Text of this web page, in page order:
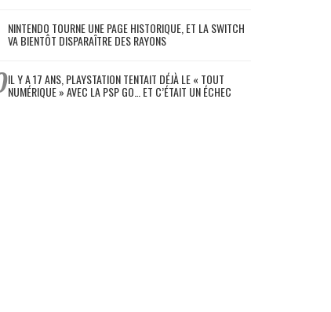
NINTENDO TOURNE UNE PAGE HISTORIQUE, ET LA SWITCH
VA BIENTÔT DISPARAÎTRE DES RAYONS
IL Y A 17 ANS, PLAYSTATION TENTAIT DÉJÀ LE « TOUT
NUMÉRIQUE » AVEC LA PSP GO… ET C’ÉTAIT UN ÉCHEC